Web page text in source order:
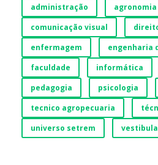
administração
agronomia
comunicação visual
enfermagem
engenharia
faculdade
informática
pedagogia
psicologia
tecnico agropecuaria
universo setrem